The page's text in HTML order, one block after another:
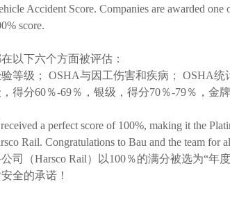
Accident Score. Companies are awarded
score.
以下六个方面被评估：
等级； OSHA与因工伤害和疾病； OSHA
得分60％-69％，银级，得分70％-79％，金
a perfect score of 100%, making it the
Rail. Congratulations to Bau and the team for
司（Harsco Rail）以100％的满分被选为“
全的承诺！